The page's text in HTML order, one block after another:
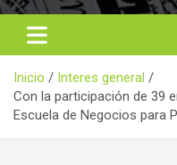
Informe 21
Noticas reales
Inicio
Interes general
Con la participación de 39
Escuela de Negocios para